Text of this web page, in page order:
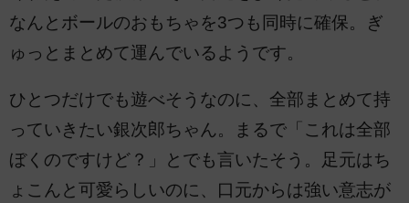
なんとボールのおもちゃを3つも同時に確保。ぎ
ゅっとまとめて運んでいるようです。
ひとつだけでも遊べそうなのに、全部まとめて持
っていきたい銀次郎ちゃん。まるで「これは全部
ぼくのですけど？」とでも言いたそう。足元はち
ょこんと可愛らしいのに、口元からは強い意志が